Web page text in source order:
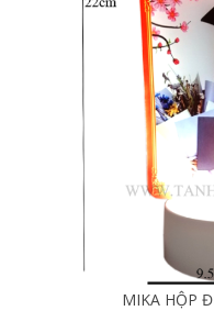
MIKA HỘP